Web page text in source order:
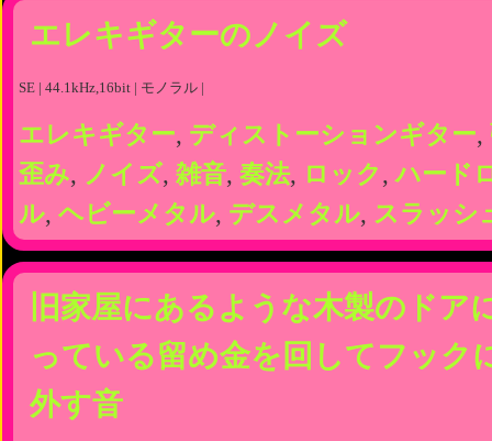
エレキギターのノイズ
SE | 44.1kHz,16bit | モノラル |
エレキギター, ディストーションギター,
歪み, ノイズ, 雑音, 奏法, ロック ,ハード
ル, ヘビーメタル, デスメタル, スラッシ
旧家屋にあるような木製のドア
っている留め金を回してフック
外す音